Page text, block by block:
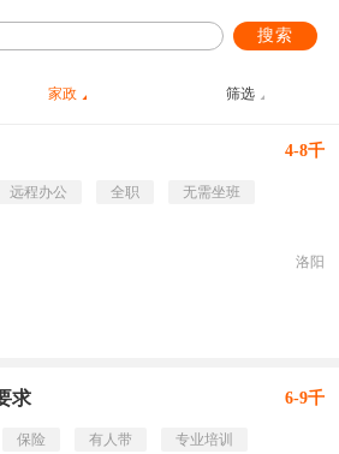
搜索
家政 筛选
4-8千
远程办公 全职
无需坐班
洛阳
求 6-9千
保险 有人带
专业培训